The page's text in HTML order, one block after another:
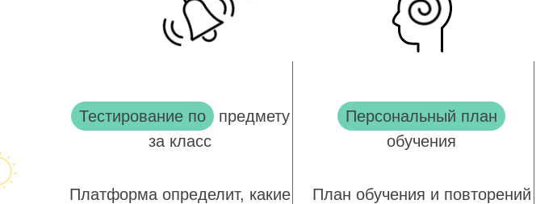
Тестирование по предмету
за класс
Платформа определит, какие
Персональный план
обучения
План обучения и повторений